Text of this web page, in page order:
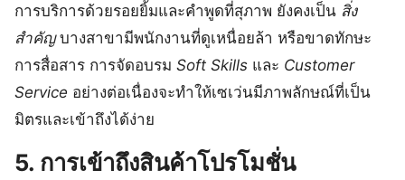
การบริการด้วยรอยยิ้มและคำพูดที่สุภาพ ยังคงเป็น สิ่ง
สำคัญบางสาขามีพนักงานที่ดูเหนื่อยล้า หรือขาดทักษะ
การสื่อสาร การจัดอบรม Soft Skills และ Customer
Service อย่างต่อเนื่องจะทำให้เซเว่นมีภาพลักษณ์ที่เป็น
มิตรและเข้าถึงได้ง่าย
5. การเข้าถึงสินค้าโปรโมชั่น